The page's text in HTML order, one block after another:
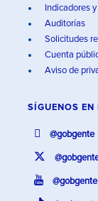
Indicadores
Auditorías
Solicitudes
Cuenta
Aviso de
SÍGUENOS EN
@gobgente
@gobgente